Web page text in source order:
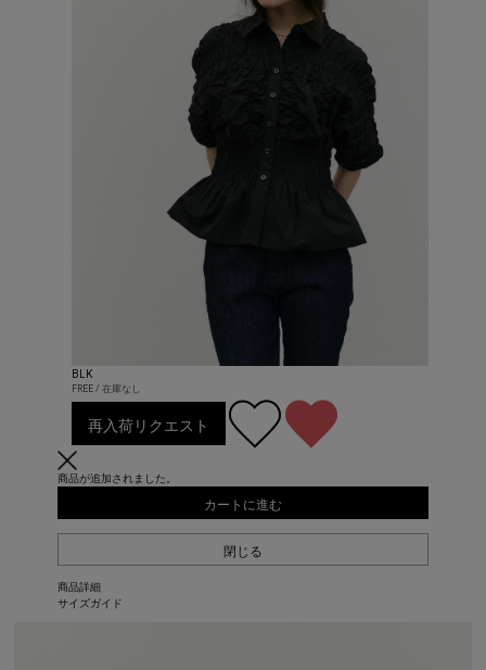
BLK
FREE / 在庫なし
再入荷リクエスト
商品が追加されました。
カートに進む
閉じる
商品詳細
サイズガイド